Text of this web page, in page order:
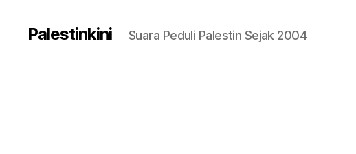
Palestinkini Suara Peduli Palestin Sejak 2004